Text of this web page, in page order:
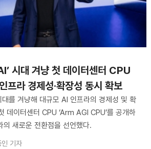
시대 겨냥 첫 데이터센터 CPU
라 경제성·확장성 동시 확보
대를 겨냥해 대규모 AI 인프라의 경제성 및 확
데이터센터 CPU ‘Arm AGI CPU’를 공개하
새로운 전환점을 선언했다.
인 기자